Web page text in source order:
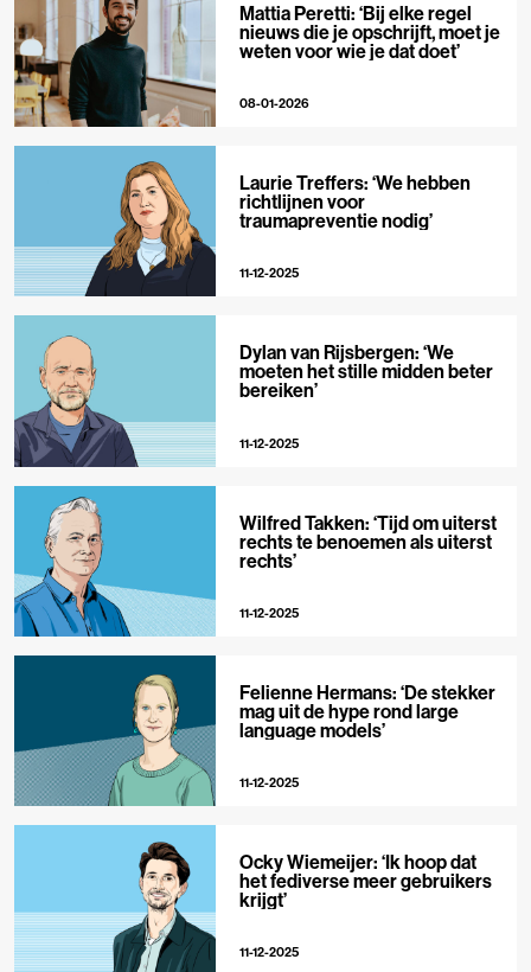
Mattia Peretti: ‘Bij elke regel
nieuws die je opschrijft, moet je
weten voor wie je dat doet’
08-01-2026
Laurie Treffers: ‘We hebben
richtlijnen voor
traumapreventie nodig’
11-12-2025
Dylan van Rijsbergen: ‘We
moeten het stille midden beter
bereiken’
11-12-2025
Wilfred Takken: ‘Tijd om uiterst
rechts te benoemen als uiterst
rechts’
11-12-2025
Felienne Hermans: ‘De stekker
mag uit de hype rond large
language models’
11-12-2025
Ocky Wiemeijer: ‘Ik hoop dat
het fediverse meer gebruikers
krijgt’
11-12-2025